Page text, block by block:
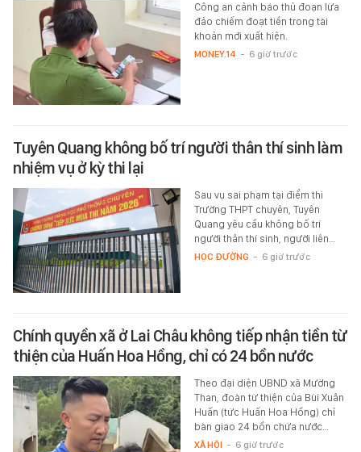
Công an cảnh báo thủ đoạn lừa
đảo chiếm đoạt tiền trong tài
khoản mới xuất hiện.
MONEY.14 - 6 giờ trước
Tuyên Quang không bố trí người thân thí sinh làm
nhiệm vụ ở kỳ thi lại
Sau vụ sai phạm tại điểm thi
Trường THPT chuyên, Tuyên
Quang yêu cầu không bố trí
người thân thí sinh, người liên…
HỌC ĐƯỜNG - 6 giờ trước
Chính quyền xã ở Lai Châu không tiếp nhận tiền từ
thiện của Huấn Hoa Hồng, chỉ có 24 bồn nước
Theo đại diện UBND xã Mường
Than, đoàn từ thiện của Bùi Xuân
Huấn (tức Huấn Hoa Hồng) chỉ
bàn giao 24 bồn chứa nước…
XÃ HỘI - 6 giờ trước